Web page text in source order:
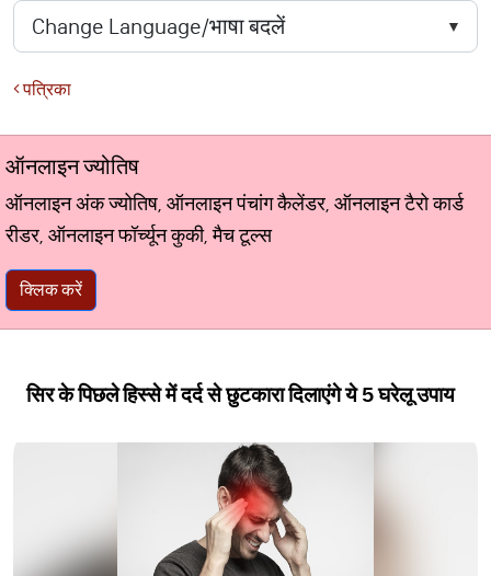
पत्रिका
ऑनलाइन ज्योतिष
ऑनलाइन अंक ज्योतिष, ऑनलाइन पंचांग कैलेंडर, ऑनलाइन टैरो कार्ड
रीडर, ऑनलाइन फॉर्च्यून कुकी, मैच टूल्स
क्लिक करें
सिर के पिछले हिस्से में दर्द से छुटकारा दिलाएंगे ये 5 घरेलू उपाय